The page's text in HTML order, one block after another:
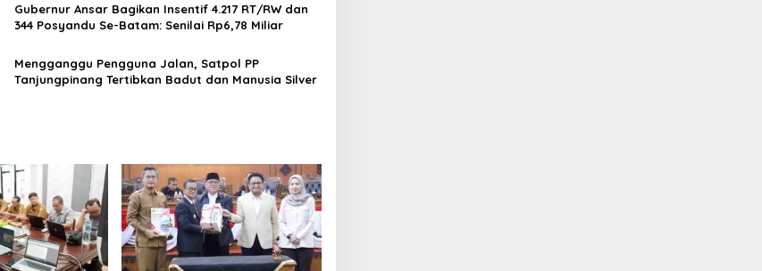
Gubernur Ansar Bagikan Insentif 4.217 RT/RW dan
344 Posyandu Se-Batam: Senilai Rp6,78 Miliar
Mengganggu Pengguna Jalan, Satpol PP
Tanjungpinang Tertibkan Badut dan Manusia Silver